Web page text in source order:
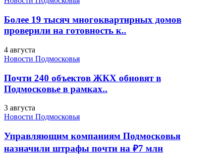
Более 19 тысяч многоквартирных домов
проверили на готовность к..
4 августа
Новости Подмосковья
Почти 240 объектов ЖКХ обновят в
Подмосковье в рамках..
3 августа
Новости Подмосковья
Управляющим компаниям Подмосковья
назначили штрафы почти на ₽7 млн